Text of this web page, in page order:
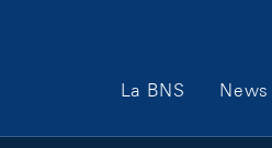
Main Navigation
La BNS